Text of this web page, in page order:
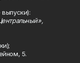
5.